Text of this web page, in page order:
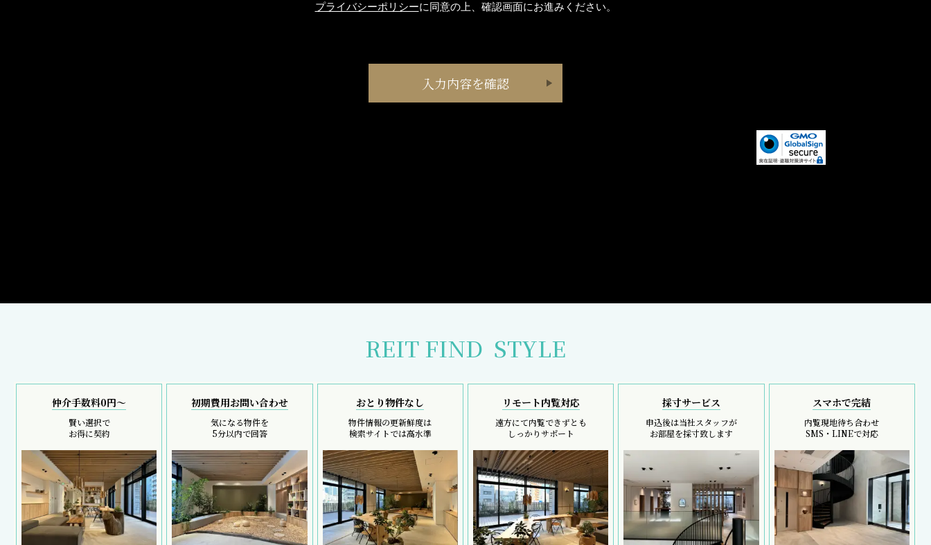
プライバシーポリシーに同意の上、確認画面にお進みください。
REIT FIND STYLE
仲介手数料0円～
賢い選択で
お得に契約
初期費用お問い合わせ
気になる物件を
5分以内で回答
おとり物件なし
物件情報の更新鮮度は
検索サイトでは高水準
リモート内覧対応
遠方にて内覧できずとも
しっかりサポート
採寸サービス
申込後は当社スタッフが
お部屋を採寸致します
スマホで完結
内覧現地待ち合わせ
SMS・LINEで対応